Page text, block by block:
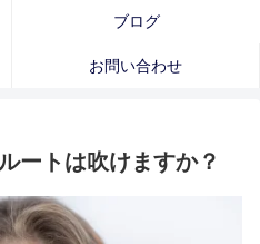
ブログ
お問い合わせ
ートは吹けますか？